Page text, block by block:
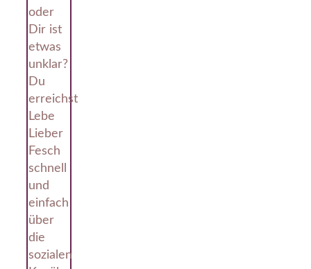
oder
Dir ist
etwas
unklar?
Du
erreichst
Lebe
Lieber
Fesch
schnell
und
einfach
über
die
sozialen